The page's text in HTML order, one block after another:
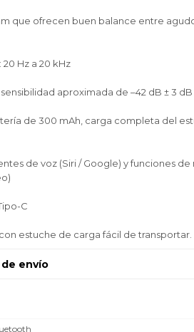
que ofrecen buen balance entre
Hz a 20 kHz
aproximada de –42 dB ± 3 dB
de 300 mAh, carga completa del
de voz (Siri / Google) y funciones de
C
estuche de carga fácil de transportar.
envío